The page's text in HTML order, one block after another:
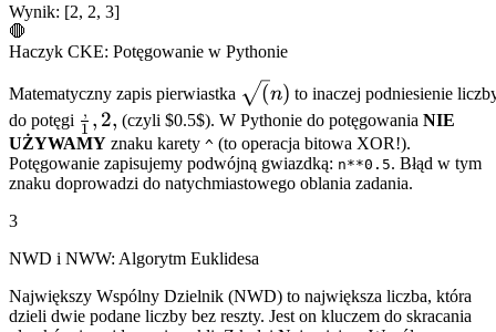
Wynik: [2, 2, 3]
🛑
Haczyk CKE: Potęgowanie w Pythonie
Matematyczny zapis pierwiastka \sqrt(n)
(n) to inaczej podniesienie
do potęgi \frac,1,2,
1
, , 2, (czyli $0.5$). W Pythonie do potęgowania NIE
UŻYWAMY znaku karety ^ (to operacja bitowa XOR!).
Potęgowanie zapisujemy podwójną gwiazdką: n**0.5. Błąd w tym
znaku doprowadzi do natychmiastowego oblania zadania.
3
NWD i NWW: Algorytm Euklidesa
Największy Wspólny Dzielnik (NWD) to największa liczba, która
dzieli dwie podane liczby bez reszty. Jest on kluczem do skracania